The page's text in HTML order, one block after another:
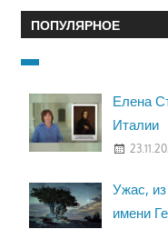
ПОПУЛЯРНОЕ
Елена
Италии
Ужас,
имени